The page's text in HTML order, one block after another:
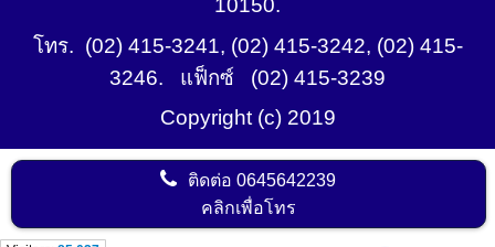
10150.
โทร. (02) 415-3241, (02) 415-3242, (02) 415-
3246. แฟ็กซ์ (02) 415-3239
Copyright (c) 2019
ติดต่อ0645642239
คลิกเพื่อโทร